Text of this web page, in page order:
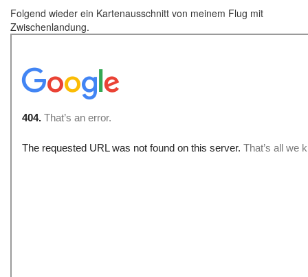
Folgend wieder ein Kartenausschnitt von meinem Flug mit
Zwischenlandung.